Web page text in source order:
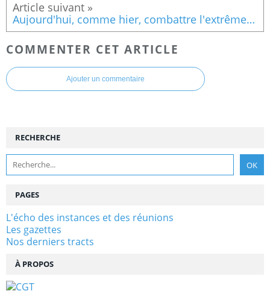
Aujourd'hui, comme hier, combattre l'extrême droite
COMMENTER CET ARTICLE
Ajouter un commentaire
RECHERCHE
À PROPOS
PAGES
L'écho des instances et des réunions
Les gazettes
Nos derniers tracts